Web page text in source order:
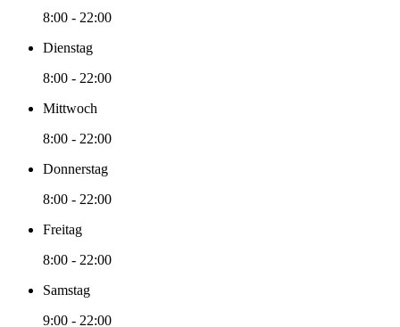
8:00 - 22:00
Dienstag
8:00 - 22:00
Mittwoch
8:00 - 22:00
Donnerstag
8:00 - 22:00
Freitag
8:00 - 22:00
Samstag
9:00 - 22:00